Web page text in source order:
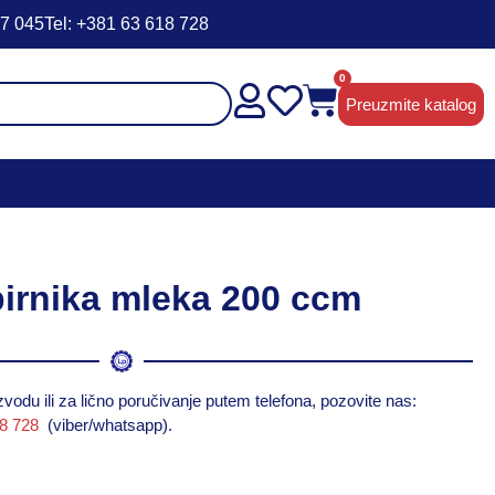
045Tel: +381 63 618 728
0
Preuzmite katalog
mleka 200 ccm
ili za lično poručivanje putem telefona, pozovite nas:
728 (viber/whatsapp).